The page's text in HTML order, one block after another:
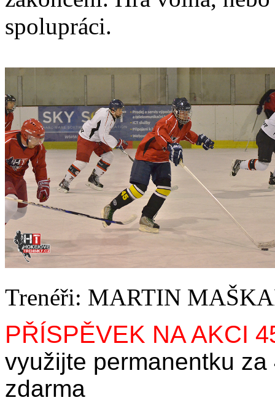
spolupráci.
Trenéři: MARTIN
PŘÍSPĚVEK NA AKCI
využijte permanentku
zdarma